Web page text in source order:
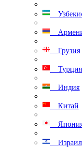
Грузия
Турция
Индия
Китай